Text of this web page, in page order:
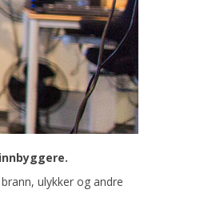
ulykker og andre